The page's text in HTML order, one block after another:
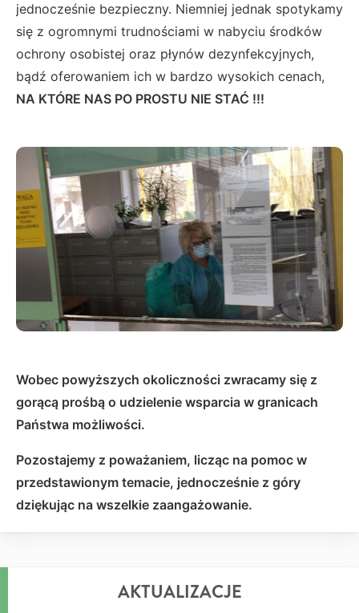
jednocześnie bezpieczny. Niemniej jednak spotykamy
się z ogromnymi trudnościami w nabyciu środków
ochrony osobistej oraz płynów dezynfekcyjnych,
bądź oferowaniem ich w bardzo wysokich cenach,
NA KTÓRE NAS PO PROSTU NIE STAĆ !!!
Wobec powyższych okoliczności zwracamy się z
gorącą prośbą o udzielenie wsparcia w granicach
Państwa możliwości.
Pozostajemy z poważaniem, licząc na pomoc w
przedstawionym temacie, jednocześnie z góry
dziękując na wszelkie zaangażowanie.
AKTUALIZACJE